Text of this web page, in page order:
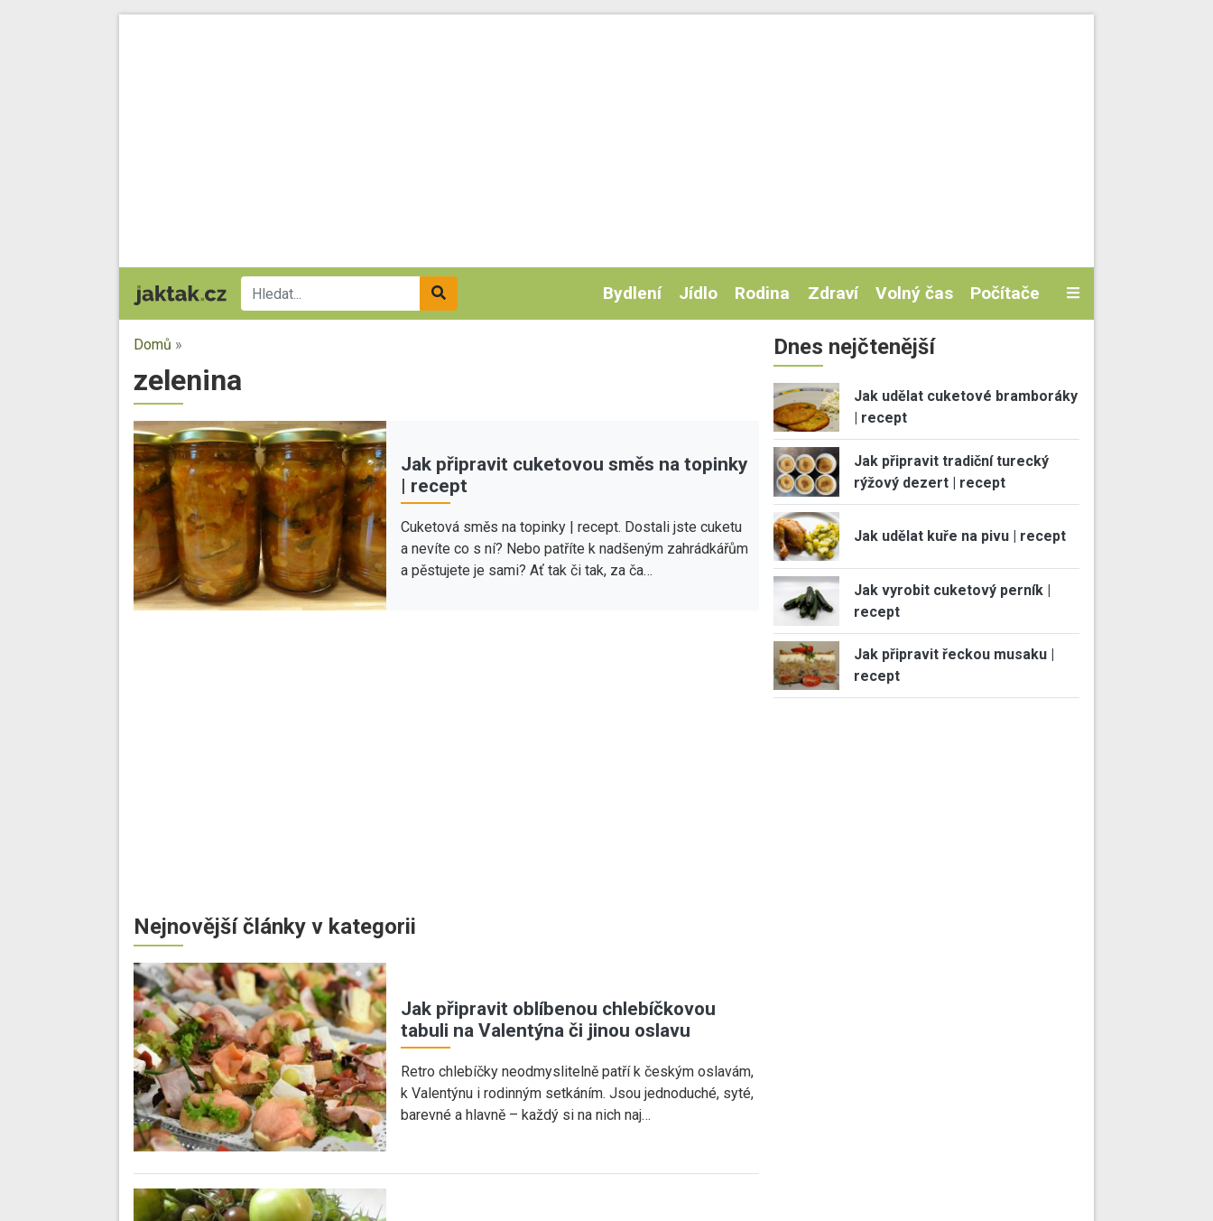
Bydlení Jídlo Rodina Zdraví Volný čas Počítače
Domů »
zelenina
Jak připravit cuketovou směs na topinky
| recept
Cuketová směs na topinky | recept. Dostali jste cuketu
a nevíte co s ní? Nebo patříte k nadšeným zahrádkářům
a pěstujete je sami? Ať tak či tak, za ča…
Nejnovější články v kategorii
Jak připravit oblíbenou chlebíčkovou
tabuli na Valentýna či jinou oslavu
Retro chlebíčky neodmyslitelně patří k českým oslavám,
k Valentýnu i rodinným setkáním. Jsou jednoduché, syté,
barevné a hlavně – každý si na nich naj…
Dnes nejčtenější
Jak udělat cuketové bramboráky
| recept
Jak připravit tradiční turecký
rýžový dezert | recept
Jak udělat kuře na pivu | recept
Jak vyrobit cuketový perník |
recept
Jak připravit řeckou musaku |
recept